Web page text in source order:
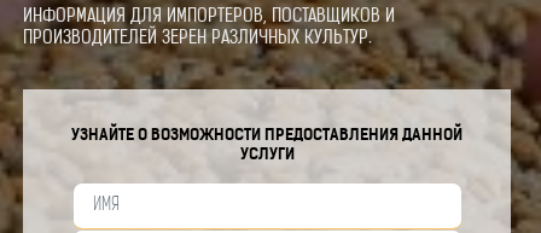
ИНФОРМАЦИЯ ДЛЯ ИМПОРТЕРОВ, ПОСТАВЩИКОВ И
ПРОИЗВОДИТЕЛЕЙ ЗЕРЕН РАЗЛИЧНЫХ КУЛЬТУР.
УЗНАЙТЕ О ВОЗМОЖНОСТИ ПРЕДОСТАВЛЕНИЯ ДАННОЙ
УСЛУГИ